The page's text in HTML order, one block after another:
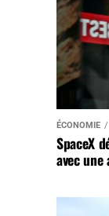
ÉCONOMIE
SpaceX
avec